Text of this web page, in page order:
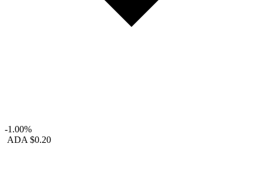
-1.00%
ADA $0.20